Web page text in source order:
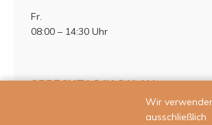
Fr.
08:00 – 14:30 Uhr
SPRECHTAG IN CALAU
Wir
ausschließlich